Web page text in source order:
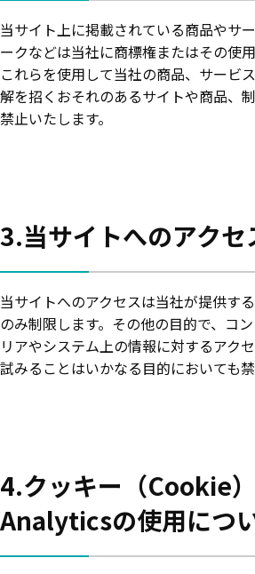
当サイト上に掲載されている商品やサ
ークなどは当社に商標権またはその使
これらを使用して当社の商品、サービ
解を招くおそれのあるサイトや商品、
禁止いたします。
3.当サイトへのアクセ
当サイトへのアクセスは当社が提供す
のみ制限します。その他の目的で、コ
リアやシステム上の情報に対するアク
試みることはいかなる目的においても禁
4.クッキー（Cookie
Analyticsの使用につ